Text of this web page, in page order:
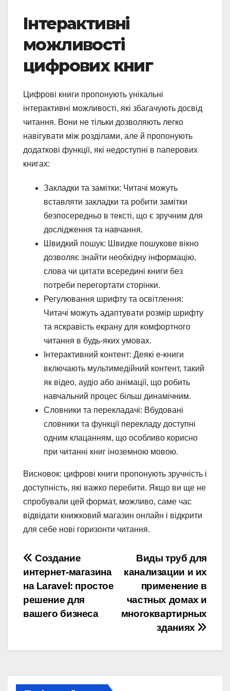
Інтерактивні
можливості
цифрових книг
Цифрові книги пропонують унікальні
інтерактивні можливості, які збагачують досвід
читання. Вони не тільки дозволяють легко
навігувати між розділами, але й пропонують
додаткові функції, які недоступні в паперових
книгах:
Закладки та замітки: Читачі можуть
вставляти закладки та робити замітки
безпосередньо в тексті, що є зручним для
дослідження та навчання.
Швидкий пошук: Швидке пошукове вікно
дозволяє знайти необхідну інформацію,
слова чи цитати всередині книги без
потреби перегортати сторінки.
Регулювання шрифту та освітлення:
Читачі можуть адаптувати розмір шрифту
та яскравість екрану для комфортного
читання в будь-яких умовах.
Інтерактивний контент: Деякі е-книги
включають мультимедійний контент, такий
як відео, аудіо або анімації, що робить
навчальний процес більш динамічним.
Словники та перекладачі: Вбудовані
словники та функції перекладу доступні
одним клацанням, що особливо корисно
при читанні книг іноземною мовою.
Висновок: цифрові книги пропонують зручність і
доступність, які важко перебити. Якщо ви ще не
спробували цей формат, можливо, саме час
відвідати книжковий магазин онлайн і відкрити
для себе нові горизонти читання.
Навігація
записів
Виды труб для
канализации и их
применение в
частных домах и
многоквартирных
зданиях
Создание
интернет-магазина
на Laravel: простое
решение для
вашего бизнеса